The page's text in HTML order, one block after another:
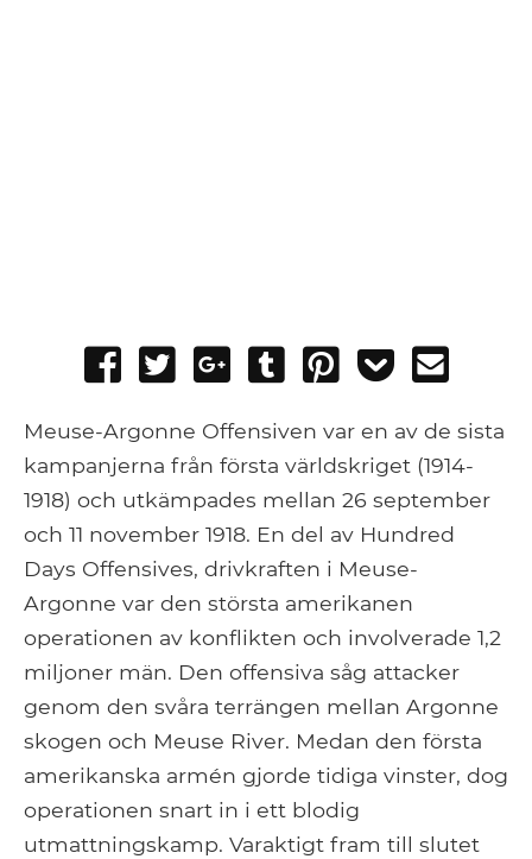
Share
Facebook
Tweet
Share
Google+
Post
Tumblr
Pin
Add
Pocket
Meuse-Argonne Offensiven var en av de sista
kampanjerna från första världskriget (1914-
1918) och utkämpades mellan 26 september
och 11 november 1918. En del av Hundred
Days Offensives, drivkraften i Meuse-
Argonne var den största amerikanen
operationen av konflikten och involverade 1,2
miljoner män. Den offensiva såg attacker
genom den svåra terrängen mellan Argonne
skogen och Meuse River. Medan den första
amerikanska armén gjorde tidiga vinster, dog
operationen snart in i ett blodig
utmattningskamp. Varaktigt fram till slutet